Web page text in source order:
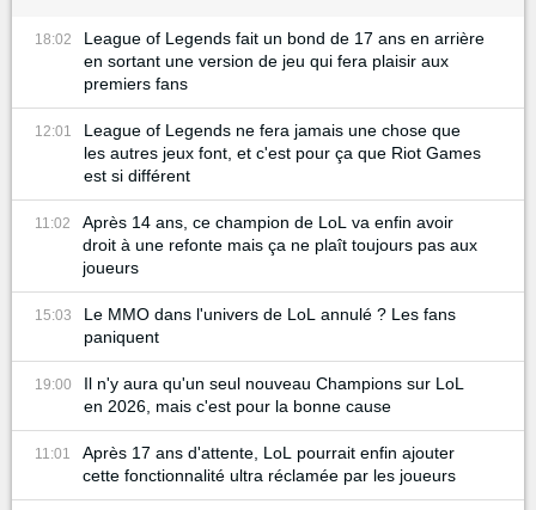
18:02
League of Legends fait un bond de 17 ans en arrière
en sortant une version de jeu qui fera plaisir aux
premiers fans
12:01
League of Legends ne fera jamais une chose que
les autres jeux font, et c'est pour ça que Riot Games
est si différent
11:02
Après 14 ans, ce champion de LoL va enfin avoir
droit à une refonte mais ça ne plaît toujours pas aux
joueurs
15:03
Le MMO dans l'univers de LoL annulé ? Les fans
paniquent
19:00
Il n'y aura qu'un seul nouveau Champions sur LoL
en 2026, mais c'est pour la bonne cause
11:01
Après 17 ans d'attente, LoL pourrait enfin ajouter
cette fonctionnalité ultra réclamée par les joueurs